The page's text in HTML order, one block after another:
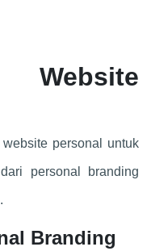
personal untuk
personal branding
Branding